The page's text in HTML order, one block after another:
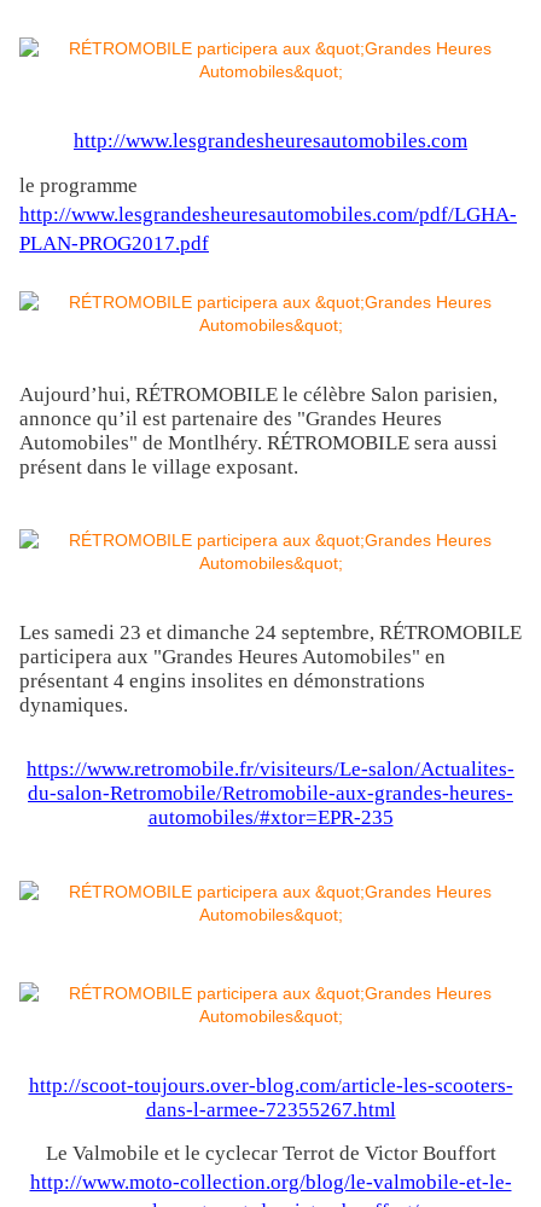
http://www.lesgrandesheuresautomobiles.com
le programme
http://www.lesgrandesheuresautomobiles.com/pdf/LGHA-
PLAN-PROG2017.pdf
Aujourd’hui, RÉTROMOBILE le célèbre Salon parisien,
annonce qu’il est partenaire des "Grandes Heures
Automobiles" de Montlhéry. RÉTROMOBILE sera aussi
présent dans le village exposant.
Les samedi 23 et dimanche 24 septembre, RÉTROMOBILE
participera aux "Grandes Heures Automobiles" en
présentant 4 engins insolites en démonstrations
dynamiques.
https://www.retromobile.fr/visiteurs/Le-salon/Actualites-
du-salon-Retromobile/Retromobile-aux-grandes-heures-
automobiles/#xtor=EPR-235
http://scoot-toujours.over-blog.com/article-les-scooters-
dans-l-armee-72355267.html
Le Valmobile et le cyclecar Terrot de Victor Bouffort
http://www.moto-collection.org/blog/le-valmobile-et-le-